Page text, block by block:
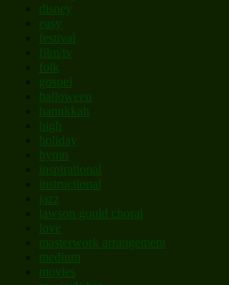
disney
easy
festival
film/tv
folk
gospel
halloween
hanukkah
high
holiday
hymn
inspirational
instructional
jazz
lawson gould choral
love
masterwork arrangement
medium
movies